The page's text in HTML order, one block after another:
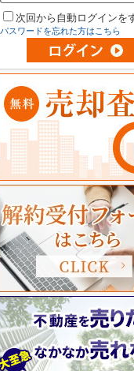
次回から自動ログインを
パスワードを忘れた方はこちら